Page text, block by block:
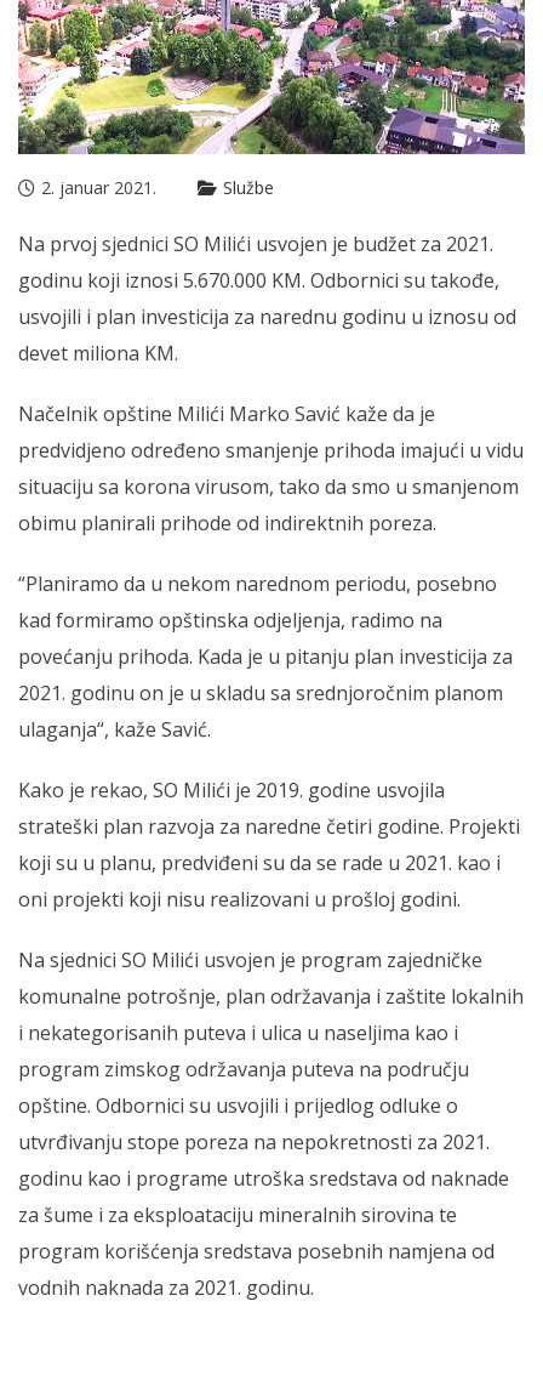
2. januar 2021. Službe
Na prvoj sjednici SO Milići usvojen je budžet za 2021.
godinu koji iznosi 5.670.000 KM. Odbornici su takođe,
usvojili i plan investicija za narednu godinu u iznosu od
devet miliona KM.
Načelnik opštine Milići Marko Savić kaže da je
predvidjeno određeno smanjenje prihoda imajući u vidu
situaciju sa korona virusom, tako da smo u smanjenom
obimu planirali prihode od indirektnih poreza.
“Planiramo da u nekom narednom periodu, posebno
kad formiramo opštinska odjeljenja, radimo na
povećanju prihoda. Kada je u pitanju plan investicija za
2021. godinu on je u skladu sa srednjoročnim planom
ulaganja“, kaže Savić.
Kako je rekao, SO Milići je 2019. godine usvojila
strateški plan razvoja za naredne četiri godine. Projekti
koji su u planu, predviđeni su da se rade u 2021. kao i
oni projekti koji nisu realizovani u prošloj godini.
Na sjednici SO Milići usvojen je program zajedničke
komunalne potrošnje, plan održavanja i zaštite lokalnih
i nekategorisanih puteva i ulica u naseljima kao i
program zimskog održavanja puteva na području
opštine. Odbornici su usvojili i prijedlog odluke o
utvrđivanju stope poreza na nepokretnosti za 2021.
godinu kao i programe utroška sredstava od naknade
za šume i za eksploataciju mineralnih sirovina te
program korišćenja sredstava posebnih namjena od
vodnih naknada za 2021. godinu.